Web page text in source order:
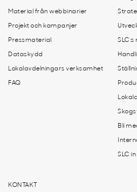
Material från webbinarier
Projekt och kampanjer
Pressmaterial
Dataskydd
Lokalavdelningars verksamhet
FAQ
Bli
SLC
KONTAKT